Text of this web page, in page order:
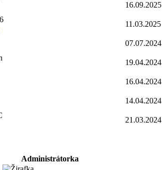
16.09.2025
11.03.2025
07.07.2024
19.04.2024
16.04.2024
14.04.2024
21.03.2024
Administrátorka